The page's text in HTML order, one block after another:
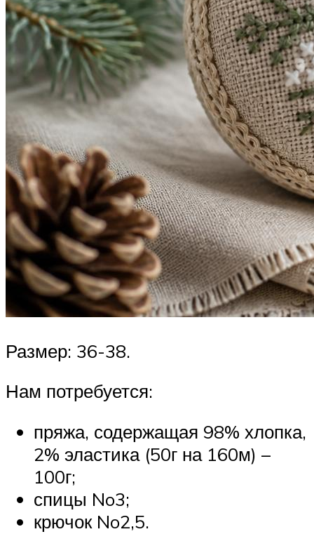
Размер: 36-38.
Нам потребуется:
пряжа, содержащая 98% хлопка,
2% эластика (50г на 160м) –
100г;
спицы No3;
крючок No2,5.